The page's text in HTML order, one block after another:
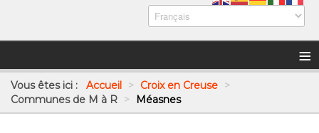
≡
Vous êtes ici : Accueil > Croix en Creuse >
Communes de M à R > Méasnes